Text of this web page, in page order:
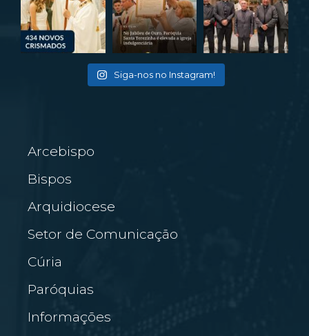
Siga-nos no Instagram!
Arcebispo
Bispos
Arquidiocese
Setor de Comunicação
Cúria
Paróquias
Informações